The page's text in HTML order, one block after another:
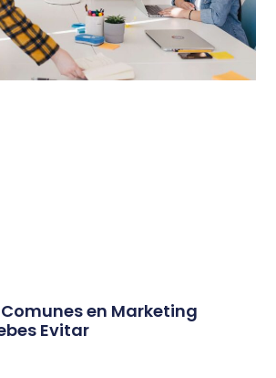
Comunes en Marketing
Evitar